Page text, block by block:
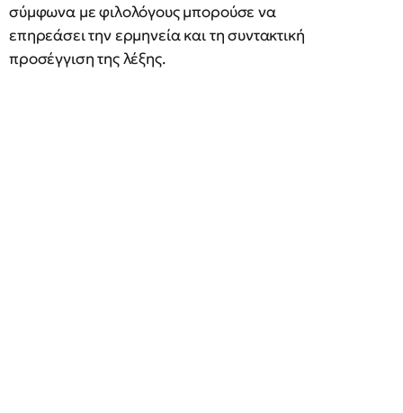
σύμφωνα με φιλολόγους μπορούσε να
επηρεάσει την ερμηνεία και τη συντακτική
προσέγγιση της λέξης.